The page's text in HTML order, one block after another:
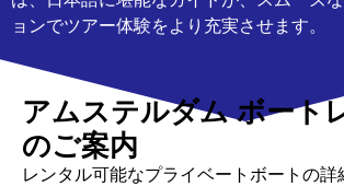
ョンでツアー体験をより充実させます。
アムステルダム ボート
のご案内
レンタル可能なプライベートボートの詳